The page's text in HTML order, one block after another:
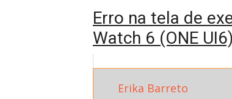
Erro na tela de
Watch 6 (ONE UI6)
Erika Barreto